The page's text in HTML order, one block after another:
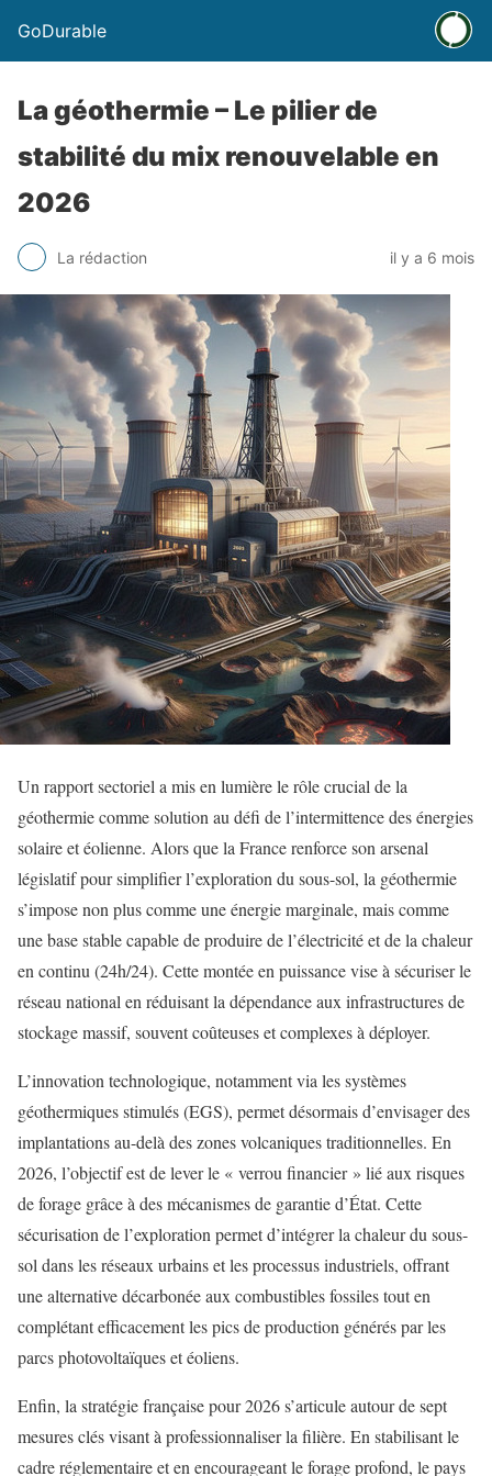
GoDurable
La géothermie – Le pilier de
stabilité du mix renouvelable en
2026
La rédaction il y a 6 mois
Un rapport sectoriel a mis en lumière le rôle crucial de la
géothermie comme solution au défi de l’intermittence des énergies
solaire et éolienne. Alors que la France renforce son arsenal
législatif pour simplifier l’exploration du sous-sol, la géothermie
s’impose non plus comme une énergie marginale, mais comme
une base stable capable de produire de l’électricité et de la chaleur
en continu (24h/24). Cette montée en puissance vise à sécuriser le
réseau national en réduisant la dépendance aux infrastructures de
stockage massif, souvent coûteuses et complexes à déployer.
L’innovation technologique, notamment via les systèmes
géothermiques stimulés (EGS), permet désormais d’envisager des
implantations au-delà des zones volcaniques traditionnelles. En
2026, l’objectif est de lever le « verrou financier » lié aux risques
de forage grâce à des mécanismes de garantie d’État. Cette
sécurisation de l’exploration permet d’intégrer la chaleur du sous-
sol dans les réseaux urbains et les processus industriels, offrant
une alternative décarbonée aux combustibles fossiles tout en
complétant efficacement les pics de production générés par les
parcs photovoltaïques et éoliens.
Enfin, la stratégie française pour 2026 s’articule autour de sept
mesures clés visant à professionnaliser la filière. En stabilisant le
cadre réglementaire et en encourageant le forage profond, le pays